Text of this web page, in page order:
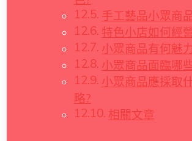
手工藝品小眾商
特色小店如何經
小眾商品有何魅
小眾商品面臨哪
小眾商品應採取
略?
相關文章